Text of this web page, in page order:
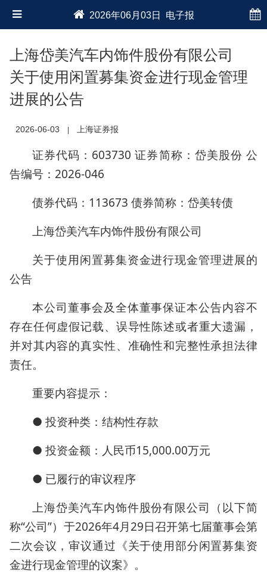
2026年06月03日 电子报
上海岱美汽车内饰件股份有限公司
关于使用闲置募集资金进行现金管理
进展的公告
2026-06-03 上海证券报
证券代码：603730 证券简称：岱美股份 公
告编号：2026-046
债券代码：113673 债券简称：岱美转债
上海岱美汽车内饰件股份有限公司
关于使用闲置募集资金进行现金管理进展的
公告
本公司董事会及全体董事保证本公告内容不
存在任何虚假记载、误导性陈述或者重大遗漏，
并对其内容的真实性、准确性和完整性承担法律
责任。
重要内容提示：
● 投资种类：结构性存款
● 投资金额：人民币15,000.00万元
● 已履行的审议程序
上海岱美汽车内饰件股份有限公司（以下简
称“公司”）于2026年4月29日召开第七届董事会第
二次会议，审议通过《关于使用部分闲置募集资
金进行现金管理的议案》。